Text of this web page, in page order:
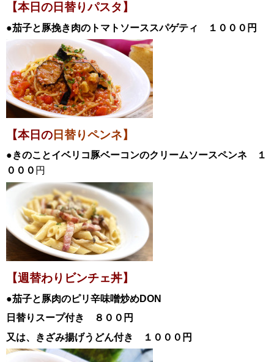
【本日の日替りパスタ】
●茄子と豚挽き肉のトマトソーススパゲティ １０００ 円
【本日の 日替りペンネ】
●きのことイベリコ豚ベーコンのクリームソースペンネ １
０００ 円
【週替わりビンチェ丼】
●茄子と豚肉のピリ辛味噌炒めDON
日替りスープ付き ８００円
又は、きざみ揚げうどん付き １０００円